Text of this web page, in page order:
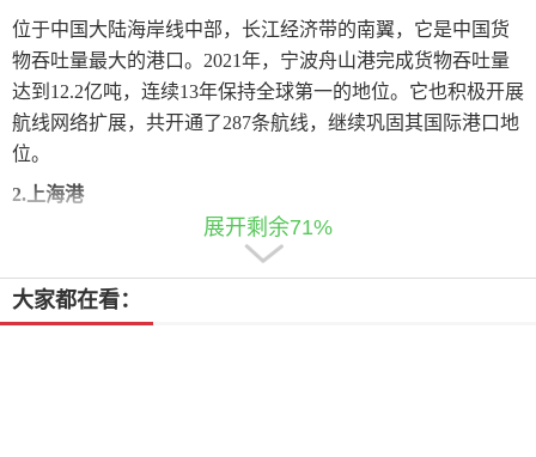
位于中国大陆海岸线中部，长江经济带的南翼，它是中国货
物吞吐量最大的港口。2021年，宁波舟山港完成货物吞吐量
达到12.2亿吨，连续13年保持全球第一的地位。它也积极开展
航线网络扩展，共开通了287条航线，继续巩固其国际港口地
位。
2.上海港
位于中国大陆海岸线中部长江入海口，是
海的主要港口。2021年，上海港完成集装箱吞吐量为4703万
标箱，稳居全球第一的集装箱港口宝座，同时也取得了营业
总收入342.8亿元的业绩。
展开剩余71%
大家都在看：